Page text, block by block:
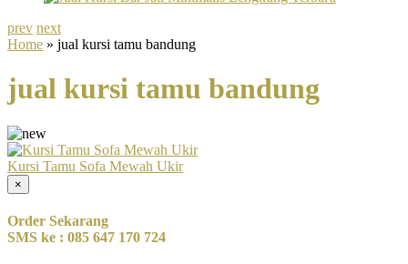
prev next
Home » jual kursi tamu bandung
jual kursi tamu bandung
Kursi Tamu Sofa Mewah Ukir
×
Order Sekarang
SMS ke : 085 647 170 724